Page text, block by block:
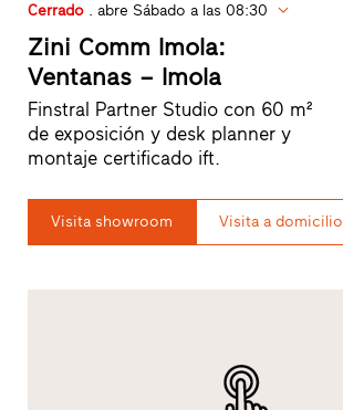
Cerrado. abre Sábado a las 08:30
Zini Comm Imola:
Ventanas – Imola
Finstral Partner Studio con 60 m²
de exposición y desk planner y
montaje certificado ift.
Visita showroom Visita a domicilio